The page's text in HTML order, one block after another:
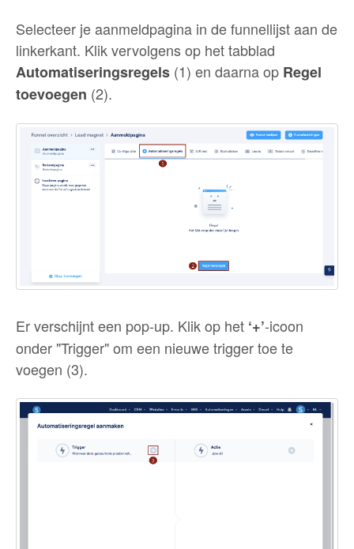
Selecteer je aanmeldpagina in de funnellijst aan de
linkerkant. Klik vervolgens op het tabblad
Automatiseringsregels (1) en daarna op Regel
toevoegen (2).
Er verschijnt een pop-up. Klik op het ‘+’-icoon
onder "Trigger" om een nieuwe trigger toe te
voegen (3).